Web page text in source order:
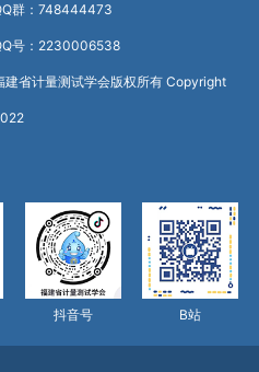
群：748444473
号：2230006538
建省计量测试学会版权所有 Copyright
抖音号 B站